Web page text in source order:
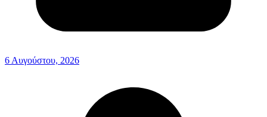
6 Αυγούστου, 2026